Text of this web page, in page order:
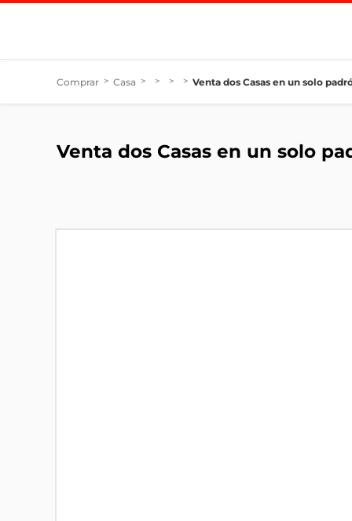
Comprar > Casa > > > > Venta dos Casas en un solo
Venta dos Casas en un solo